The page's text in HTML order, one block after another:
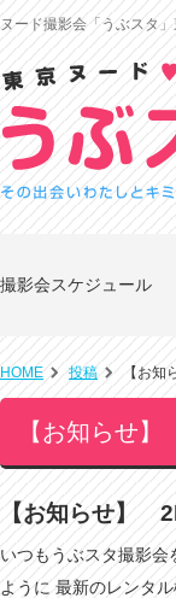
ヌード撮影会「うぶスタ
撮影会スケジュール
HOME 投稿 【お
【お知らせ
【お知らせ】
いつもうぶスタ撮影
ように 最新のレンタ